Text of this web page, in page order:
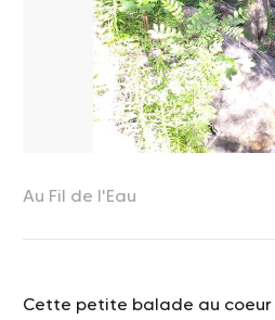
Au Fil de l'Eau
Cette petite balade au